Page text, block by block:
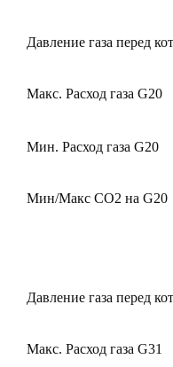
Давление газа перед
Макс. Расход газа G20
Мин. Расход газа G20
Мин/Макс CO2 на G20
Давление газа перед
Макс. Расход газа G31